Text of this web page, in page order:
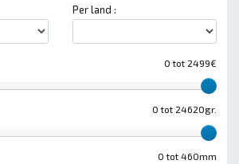
Per land :
0 tot 2499€
0 tot 24620gr.
0 tot 460mm